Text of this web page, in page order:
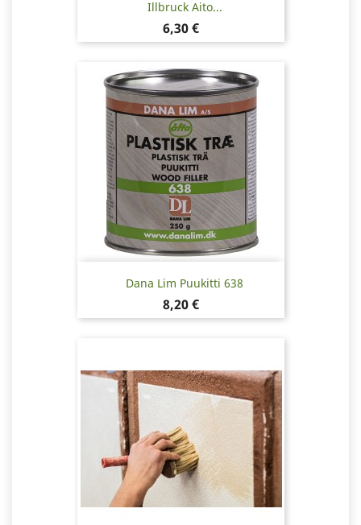
Illbruck Aito...
Hinta
6,30 €
Dana Lim Puukitti 638
Hinta
8,20 €